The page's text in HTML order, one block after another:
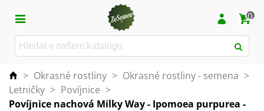
0
> Okrasné rostliny > Okrasné rostliny - semena >
Letničky > Povíjnice >
Povíjnice nachová Milky Way - Ipomoea purpurea -